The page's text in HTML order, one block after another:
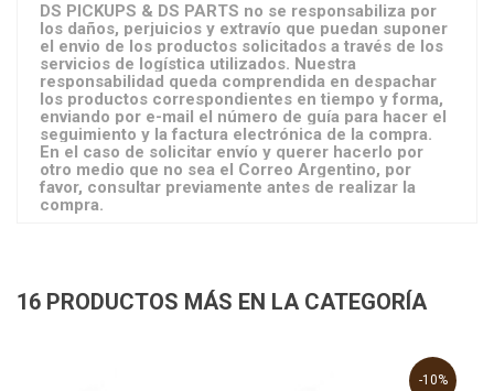
DS PICKUPS & DS PARTS no se responsabiliza por
los daños, perjuicios y extravío que puedan suponer
el envio de los productos solicitados a través de los
servicios de logística utilizados. Nuestra
responsabilidad queda comprendida en despachar
los productos correspondientes en tiempo y forma,
enviando por e-mail el número de guía para hacer el
seguimiento y la factura electrónica de la compra.
En el caso de solicitar envío y querer hacerlo por
otro medio que no sea el Correo Argentino, por
favor, consultar previamente antes de realizar la
compra.
16 PRODUCTOS MÁS EN LA CATEGORÍA
-10%